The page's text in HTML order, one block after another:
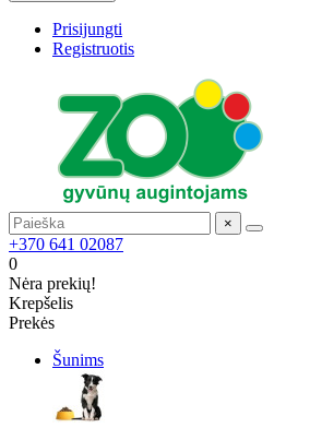
Prisijungti
Registruotis
×
+370 641 02087
0
Nėra prekių!
Krepšelis
Prekės
Šunims